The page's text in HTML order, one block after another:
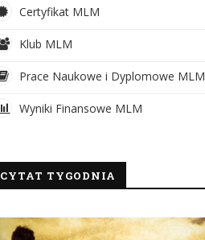
Certyfikat MLM
Klub MLM
Prace Naukowe i Dyplomowe MLM
Wyniki Finansowe MLM
CYTAT TYGODNIA